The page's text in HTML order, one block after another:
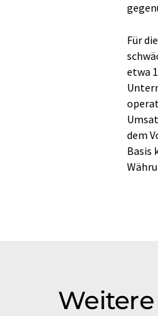
Für
etwa
dem
Basis